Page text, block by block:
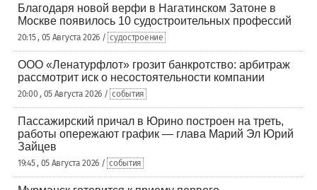
Благодаря новой верфи в Нагатинском Затоне в
Москве появилось 10 судостроительных профессий
20:15 , 05 Августа 2026 / судостроение
ООО «Ленатурфлот» грозит банкротство: арбитраж
рассмотрит иск о несостоятельности компании
20:00 , 05 Августа 2026 / события
Пассажирский причал в Юрино построен на треть,
работы опережают график — глава Марий Эл Юрий
Зайцев
19:45 , 05 Августа 2026 / события